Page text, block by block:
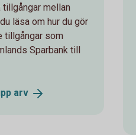
mellan
läsa om hur du gör
tillgångar som
Sparbank till
arv